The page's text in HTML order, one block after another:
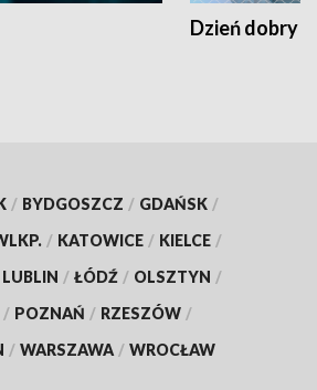
Dzień dobry
/ BYDGOSZCZ / GDAŃSK /
/ KATOWICE / KIELCE /
LUBLIN / ŁÓDŹ / OLSZTYN /
/ POZNAŃ / RZESZÓW /
/ WARSZAWA / WROCŁAW